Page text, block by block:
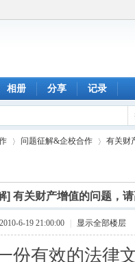
相册 分享 记录
›
问题征解&企校合作
›
有关财
] 有关财产增值的问题，
6-19 21:00:00 显示全部楼层
份有效的法律